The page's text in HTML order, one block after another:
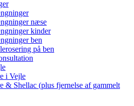
næse
kinder
ben
på ben
i Vejle
& Shellac (plus fjernelse af gammelt